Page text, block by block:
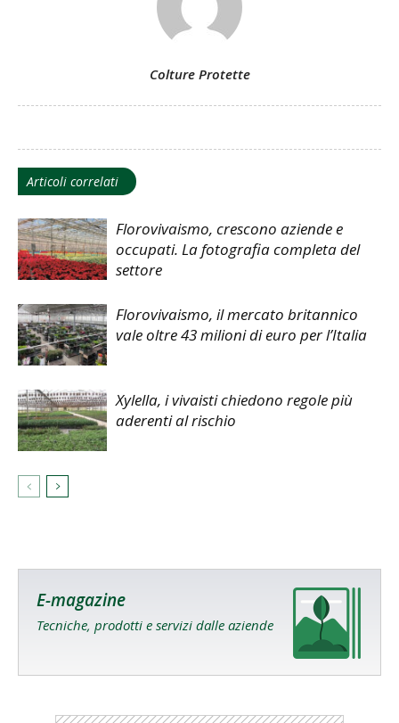
Colture Protette
Articoli correlati
Florovivaismo, crescono aziende e
occupati. La fotografia completa del
settore
Florovivaismo, il mercato britannico
vale oltre 43 milioni di euro per l’Italia
Xylella, i vivaisti chiedono regole più
aderenti al rischio
E-magazine
Tecniche, prodotti e servizi dalle aziende